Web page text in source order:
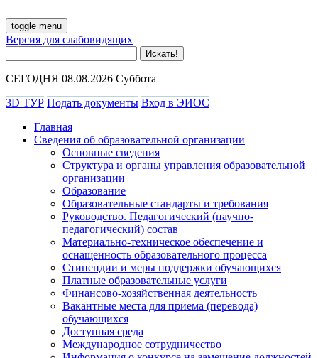
toggle menu
Версия для слабовидящих
СЕГОДНЯ 08.08.2026 Суббота
3D ТУР Подать документы Вход в ЭИОС
Главная
Сведения об образовательной организации
Основные сведения
Структура и органы управления образовательной
организации
Образование
Образовательные стандарты и требования
Руководство. Педагогический (научно-
педагогический) состав
Материально-техническое обеспечение и
оснащенность образовательного процесса
Стипендии и меры поддержки обучающихся
Платные образовательные услуги
Финансово-хозяйственная деятельность
Вакантные места для приема (перевода)
обучающихся
Доступная среда
Международное сотрудничество